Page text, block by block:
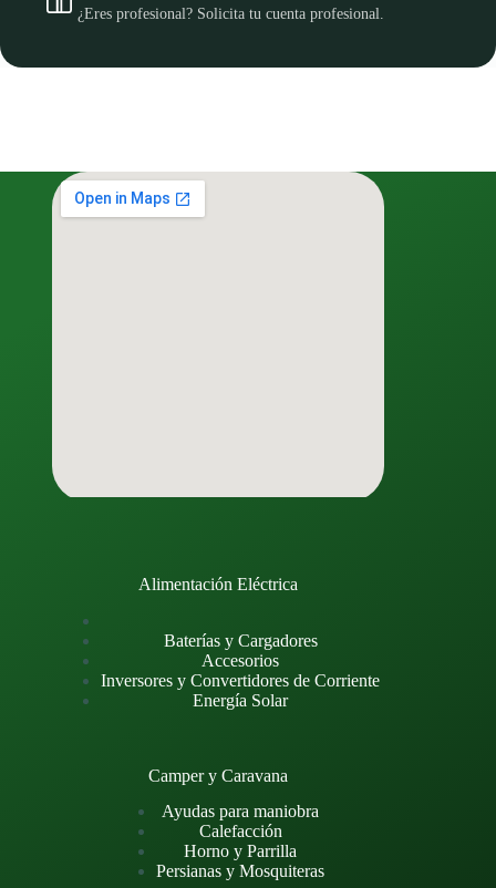
¿Eres profesional? Solicita tu cuenta profesional.
Alimentación Eléctrica
Baterías y Cargadores
Accesorios
Inversores y Convertidores de Corriente
Energía Solar
Camper y Caravana
Ayudas para maniobra
Calefacción
Horno y Parrilla
Persianas y Mosquiteras